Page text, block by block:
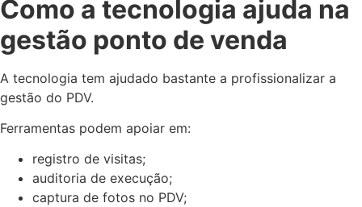
Como a tecnologia ajuda na
gestão ponto de venda
A tecnologia tem ajudado bastante a profissionalizar a
gestão do PDV.
Ferramentas podem apoiar em:
registro de visitas;
auditoria de execução;
captura de fotos no PDV;